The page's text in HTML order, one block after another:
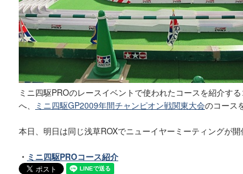
ミニ四駆PROのレースイベントで使われたコースを紹介す
へ、
ミニ四駆GP2009年間チャンピオン戦関東大会のコース
本日、明日は同じ浅草ROXでニューイヤーミーティングが開
・ ミニ四駆PROコース紹介